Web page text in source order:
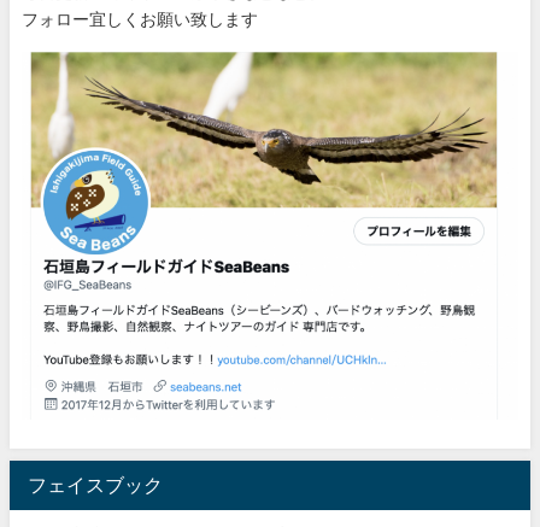
フォロー宜しくお願い致します
フェイスブック